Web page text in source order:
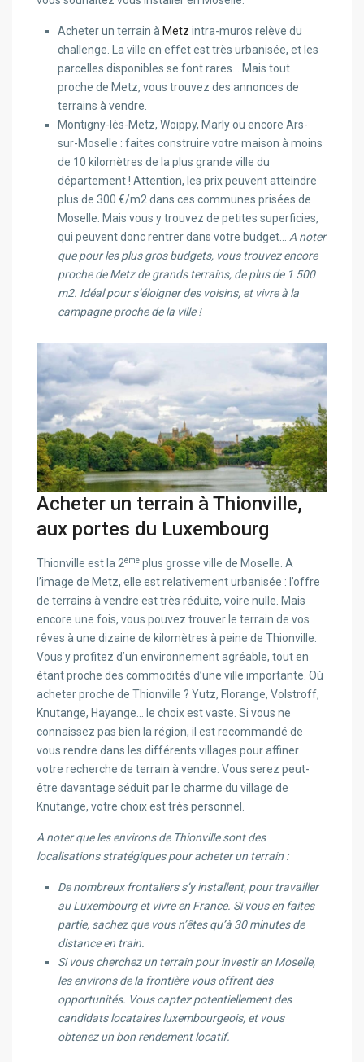
Acheter un terrain à Metz intra-muros relève du
challenge. La ville en effet est très urbanisée, et les
parcelles disponibles se font rares… Mais tout
proche de Metz, vous trouvez des annonces de
terrains à vendre.
Montigny-lès-Metz, Woippy, Marly ou encore Ars-
sur-Moselle : faites construire votre maison à moins
de 10 kilomètres de la plus grande ville du
département ! Attention, les prix peuvent atteindre
plus de 300 €/m2 dans ces communes prisées de
Moselle. Mais vous y trouvez de petites superficies,
qui peuvent donc rentrer dans votre budget…A noter
que pour les plus gros budgets, vous trouvez encore
proche de Metz de grands terrains, de plus de 1 500
m2. Idéal pour s’éloigner des voisins, et vivre à la
campagne proche de la ville !
Acheter un terrain à Thionville,
aux portes du Luxembourg
Thionville est la 2ème plus grosse ville de Moselle. A
l’image de Metz, elle est relativement urbanisée : l’offre
de terrains à vendre est très réduite, voire nulle. Mais
encore une fois, vous pouvez trouver le terrain de vos
rêves à une dizaine de kilomètres à peine de Thionville.
Vous y profitez d’un environnement agréable, tout en
étant proche des commodités d’une ville importante. Où
acheter proche de Thionville ? Yutz, Florange, Volstroff,
Knutange, Hayange… le choix est vaste. Si vous ne
connaissez pas bien la région, il est recommandé de
vous rendre dans les différents villages pour affiner
votre recherche de terrain à vendre. Vous serez peut-
être davantage séduit par le charme du village de
Knutange, votre choix est très personnel.
A noter que les environs de Thionville sont des
localisations stratégiques pour acheter un terrain :
De nombreux frontaliers s’y installent, pour travailler
au Luxembourg et vivre en France. Si vous en faites
partie, sachez que vous n’êtes qu’à 30 minutes de
distance en train.
Si vous cherchez un terrain pour investir en Moselle,
les environs de la frontière vous offrent des
opportunités. Vous captez potentiellement des
candidats locataires luxembourgeois, et vous
obtenez un bon rendement locatif.